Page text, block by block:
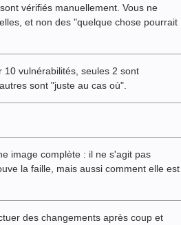
vérifiés manuellement. Vous ne
et non des "quelque chose pourrait
10 vulnérabilités, seules 2 sont
sont "juste au cas où".
image complète : il ne s'agit pas
la faille, mais aussi comment elle est
des changements après coup et